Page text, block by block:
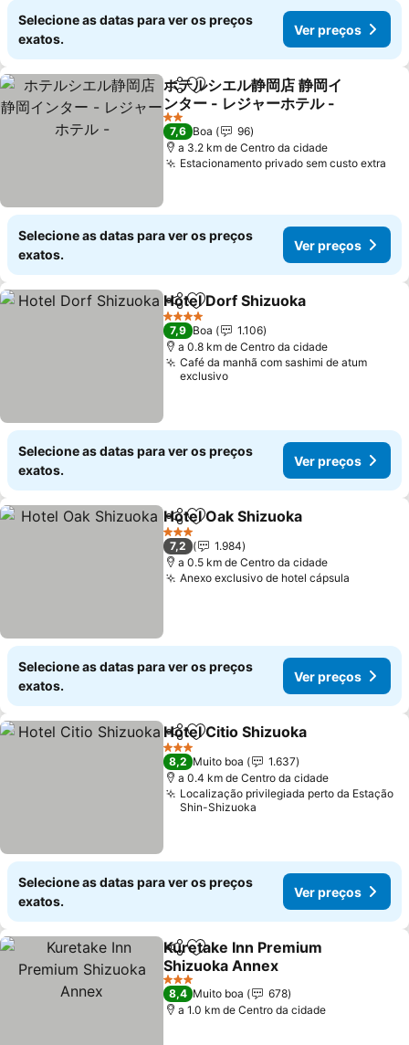
Selecione as datas para ver os preços
exatos.
Ver preços
PartilharAdicionar aos favoritos
ホテルシエル静岡店 静岡イ
ンター - レジャーホテル -
2 Estrelas
7,6 Boa
96
a 3.2 km de Centro da cidade
Estacionamento privado sem custo extra
Selecione as datas para ver os preços
exatos.
Ver preços
PartilharAdicionar aos favoritos
Hotel Dorf Shizuoka
4 Estrelas
7,9 Boa
1.106
a 0.8 km de Centro da cidade
Café da manhã com sashimi de atum
exclusivo
Selecione as datas para ver os preços
exatos.
Ver preços
PartilharAdicionar aos favoritos
Hotel Oak Shizuoka
3 Estrelas
7,2
1.984
a 0.5 km de Centro da cidade
Anexo exclusivo de hotel cápsula
Selecione as datas para ver os preços
exatos.
Ver preços
PartilharAdicionar aos favoritos
Hotel Citio Shizuoka
3 Estrelas
8,2 Muito boa
1.637
a 0.4 km de Centro da cidade
Localização privilegiada perto da Estação
Shin-Shizuoka
Selecione as datas para ver os preços
exatos.
Ver preços
PartilharAdicionar aos favoritos
Kuretake Inn Premium
Shizuoka Annex
3 Estrelas
8,4 Muito boa
678
a 1.0 km de Centro da cidade